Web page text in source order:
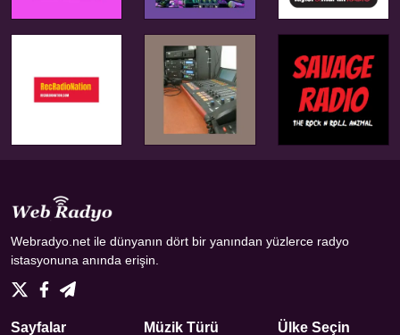
Webradyo.net ile dünyanın dört bir yanından yüzlerce radyo
istasyonuna anında erişin.
Sayfalar Müzik Türü Ülke Seçin